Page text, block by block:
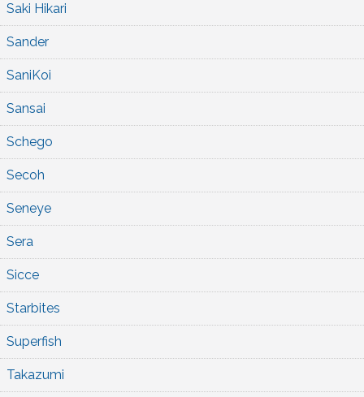
Saki Hikari
Sander
SaniKoi
Sansai
Schego
Secoh
Seneye
Sera
Sicce
Starbites
Superfish
Takazumi